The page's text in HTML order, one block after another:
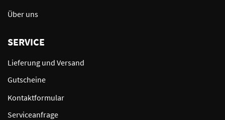
Über uns
SERVICE
Lieferung und Versand
Gutscheine
Kontaktformular
Serviceanfrage